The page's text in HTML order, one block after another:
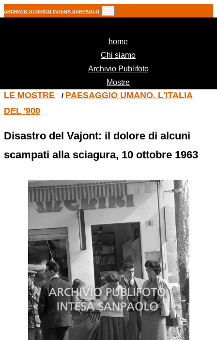
ARCHIVIO STORICO INTESA SANPAOLO
home(current)
Chi siamo
Archivio Publifoto
Mostre
LE MOSTRE / PAESAGGIO UMANO. L'ITALIA
DEL '900
Disastro del Vajont: il dolore di alcuni
scampati alla sciagura, 10 ottobre 1963